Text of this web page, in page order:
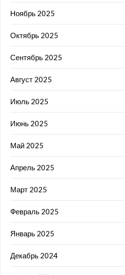
Ноябрь 2025
Октябрь 2025
Сентябрь 2025
Август 2025
Июль 2025
Июнь 2025
Май 2025
Апрель 2025
Март 2025
Февраль 2025
Январь 2025
Декабрь 2024